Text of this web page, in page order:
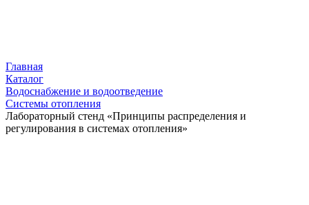
Главная
Каталог
Водоснабжение и водоотведение
Системы отопления
Лабораторный стенд «Принципы распределения и
регулирования в системах отопления»